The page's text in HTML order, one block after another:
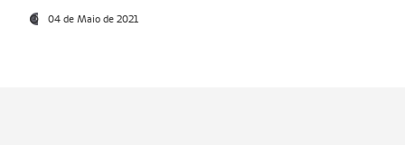
04 de Maio de 2021